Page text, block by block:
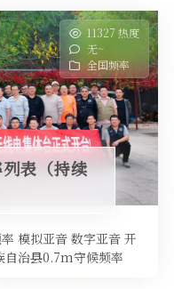
11327 热度
无~
全国频率
表（持续
模拟亚音 数字亚音 开
自治县0.7m守候频率